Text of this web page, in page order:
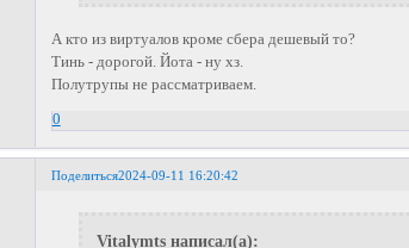
А кто из виртуалов кроме сбера дешевый то?
Тинь - дорогой. Йота - ну хз.
Полутрупы не рассматриваем.
0
Поделиться2024-09-11 16:20:42
Vitalymts написал(а):